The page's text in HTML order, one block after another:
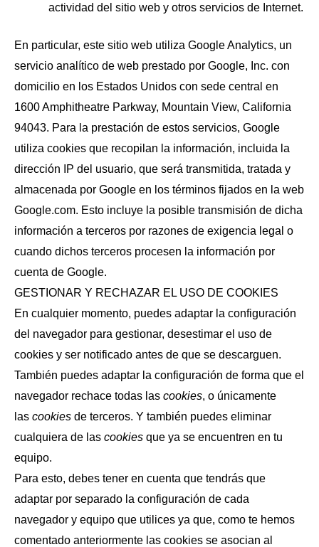
actividad del sitio web y otros servicios de Internet.
En particular, este sitio web utiliza Google Analytics, un
servicio analítico de web prestado por Google, Inc. con
domicilio en los Estados Unidos con sede central en
1600 Amphitheatre Parkway, Mountain View, California
94043. Para la prestación de estos servicios, Google
utiliza cookies que recopilan la información, incluida la
dirección IP del usuario, que será transmitida, tratada y
almacenada por Google en los términos fijados en la web
Google.com. Esto incluye la posible transmisión de dicha
información a terceros por razones de exigencia legal o
cuando dichos terceros procesen la información por
cuenta de Google.
GESTIONAR Y RECHAZAR EL USO DE COOKIES
En cualquier momento, puedes adaptar la configuración
del navegador para gestionar, desestimar el uso de
cookies y ser notificado antes de que se descarguen.
También puedes adaptar la configuración de forma que el
navegador rechace todas las cookies, o únicamente
las cookies de terceros. Y también puedes eliminar
cualquiera de las cookies que ya se encuentren en tu
equipo.
Para esto, debes tener en cuenta que tendrás que
adaptar por separado la configuración de cada
navegador y equipo que utilices ya que, como te hemos
comentado anteriormente las cookies se asocian al